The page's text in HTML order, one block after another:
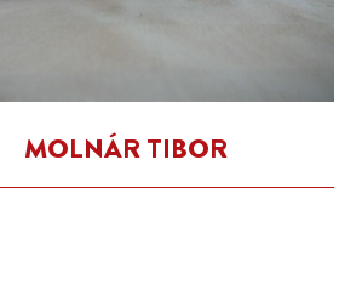
MOLNÁR TIBOR